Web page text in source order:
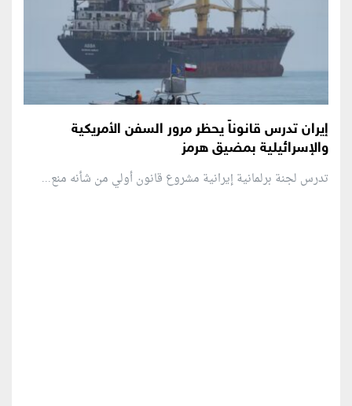
إيران تدرس قانوناً يحظر مرور السفن الأمريكية
والإسرائيلية بمضيق هرمز
تدرس لجنة برلمانية إيرانية مشروع قانون ⁠أولي من شأنه منع...